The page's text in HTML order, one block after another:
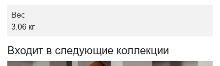
Вес
3.06 кг
Входит в следующие коллекции